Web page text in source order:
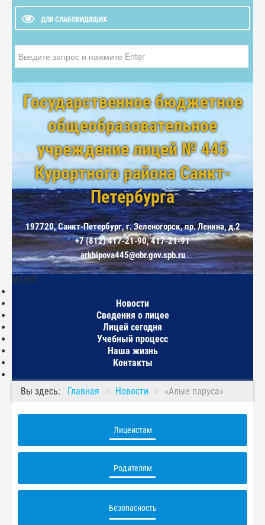
ДЛЯ СЛАБОВИДЯЩИХ
Государственное бюджетное
общеобразовательное
учреждение лицей № 445
Курортного района Санкт-
Петербурга
197720, Санкт-Петербург, г. Зеленогорск, пр. Ленина, д.2
+7 (812) 417-21-90, 417-21-91
arkhipova445@obr.gov.spb.ru
МЕНЮ
Новости
Сведения о лицее
Лицей сегодня
Учебный процесс
Наша жизнь
Контакты
Вы здесь: Главная Новости «Алые паруса»
Лицеистам
Родителям
Безопасность